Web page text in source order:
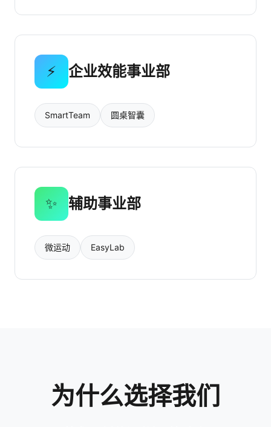
⚡ 企业效能事业部
SmartTeam 圆桌智囊
✨ 辅助事业部
微运动 EasyLab
为什么选择我们